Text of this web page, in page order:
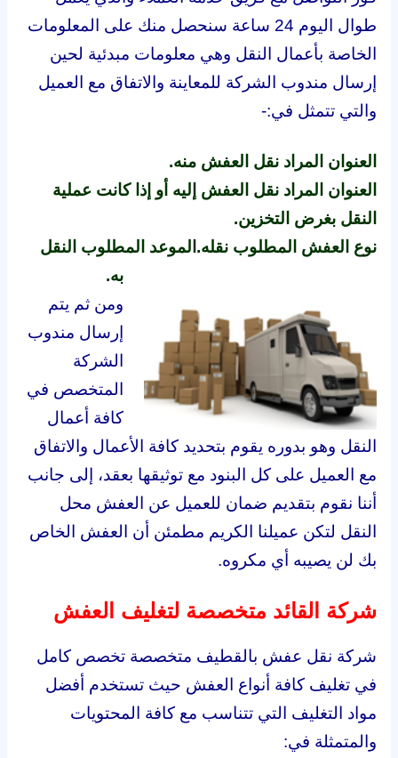
طوال اليوم 24 ساعة سنحصل منك على المعلومات
الخاصة بأعمال النقل وهي معلومات مبدئية لحين
إرسال مندوب الشركة للمعاينة والاتفاق مع العميل
والتي تتمثل في:-
العنوان المراد نقل العفش منه.
العنوان المراد نقل العفش إليه أو إذا كانت عملية
النقل بغرض التخزين.
نوع العفش المطلوب نقله. الموعد المطلوب النقل
به.
ومن ثم يتم
إرسال مندوب
الشركة
المتخصص في
كافة أعمال
النقل وهو بدوره يقوم بتحديد كافة الأعمال والاتفاق
مع العميل على كل البنود مع توثيقها بعقد، إلى جانب
أننا نقوم بتقديم ضمان للعميل عن العفش محل
النقل لتكن عميلنا الكريم مطمئن أن العفش الخاص
بك لن يصيبه أي مكروه.
شركة القائد متخصصة لتغليف العفش
شركة نقل عفش بالقطيف متخصصة تخصص كامل
في تغليف كافة أنواع العفش حيث تستخدم أفضل
مواد التغليف التي تتناسب مع كافة المحتويات
والمتمثلة في: